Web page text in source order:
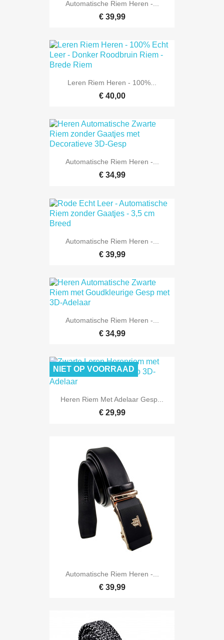
Automatische Riem Heren -...
€ 39,99
Leren Riem Heren - 100%...
€ 40,00
Automatische Riem Heren -...
€ 34,99
Automatische Riem Heren -...
€ 39,99
Automatische Riem Heren -...
€ 34,99
Heren Riem Met Adelaar Gesp...
€ 29,99
NIET OP VOORRAAD
Automatische Riem Heren -...
€ 39,99